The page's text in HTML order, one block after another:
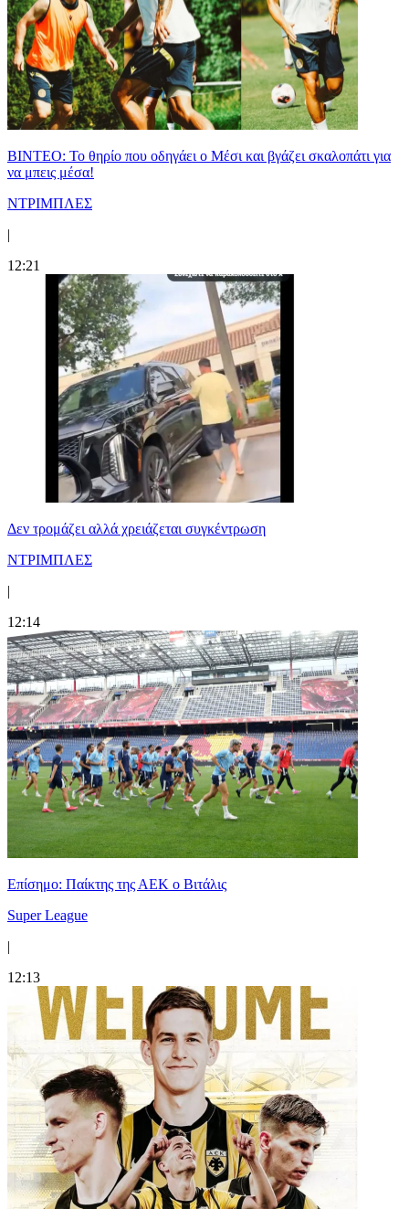
ΒΙΝΤΕΟ: Το θηρίο που οδηγάει ο Μέσι και βγάζει σκαλοπάτι για
να μπεις μέσα!
ΝΤΡΙΜΠΛΕΣ
|
12:21
Δεν τρομάζει αλλά χρειάζεται συγκέντρωση
ΝΤΡΙΜΠΛΕΣ
|
12:14
Επίσημο: Παίκτης της ΑΕΚ ο Βιτάλις
Super League
|
12:13